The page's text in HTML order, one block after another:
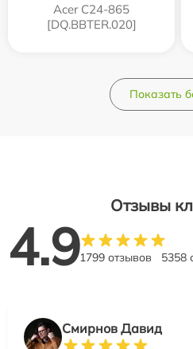
Acer C24-865
[DQ.BBTER.020]
Показать
Отзывы
4.91799 отзывов 5358
Смирнов Давид